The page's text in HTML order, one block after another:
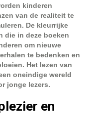
kinderen
van de realiteit te
De kleurrijke
die in deze boeken
om nieuwe
te bedenken en
Het lezen van
oneindige wereld
jonge lezers.
en